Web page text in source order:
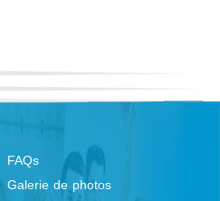
FAQs
Galerie de photos